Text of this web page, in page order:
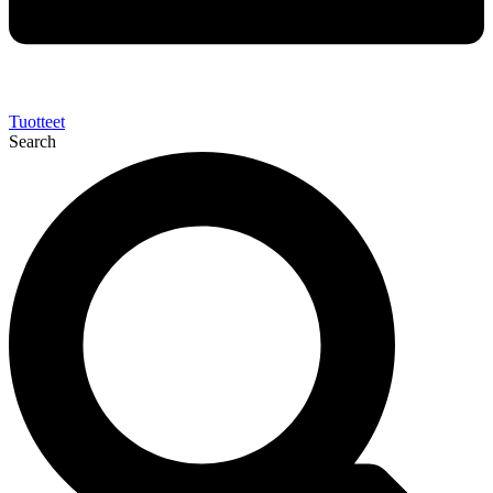
Tuotteet
Search